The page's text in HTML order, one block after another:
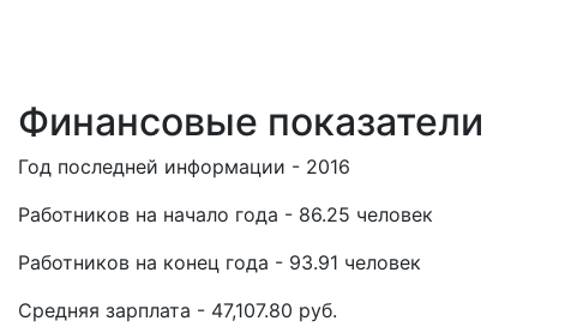
Финансовые показатели
Год последней информации - 2016
Работников на начало года - 86.25 человек
Работников на конец года - 93.91 человек
Средняя зарплата - 47,107.80 руб.